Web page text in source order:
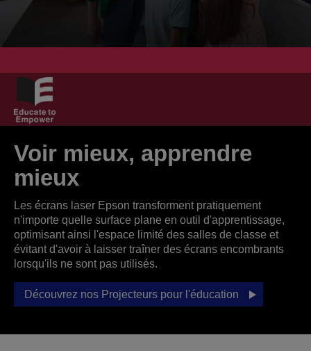
Voir mieux, apprendre
mieux
Les écrans laser Epson transforment pratiquement
n'importe quelle surface plane en outil d'apprentissage,
optimisant ainsi l'espace limité des salles de classe et
évitant d'avoir à laisser traîner des écrans encombrants
lorsqu'ils ne sont pas utilisés.
Découvrez nos Projecteurs pour l'éducation